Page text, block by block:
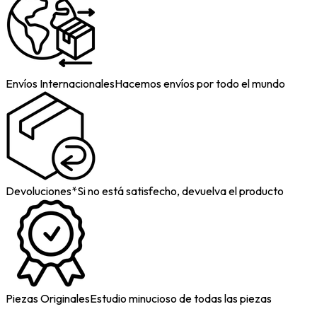
Envíos InternacionalesHacemos envíos por todo el mundo
Devoluciones*Si no está satisfecho, devuelva el producto
Piezas OriginalesEstudio minucioso de todas las piezas